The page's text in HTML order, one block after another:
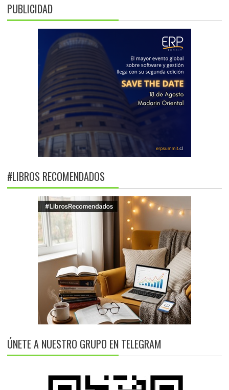
PUBLICIDAD
#LIBROS RECOMENDADOS
ÚNETE A NUESTRO GRUPO EN TELEGRAM